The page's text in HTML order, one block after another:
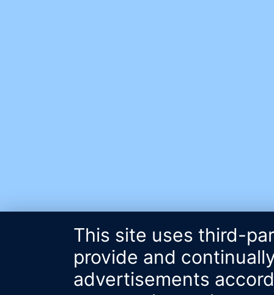
This site uses third-
provide and
advertisements